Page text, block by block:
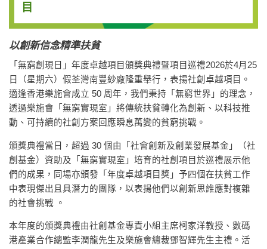
目
以創新信念精準扶貧
「無窮創現日」年度卓越項目頒獎典禮暨項目巡禮2026於4月25
日（星期六）假荃灣南豐紗廠隆重舉行，表揚社創卓越項目。
適逢香港樂施會成立 50 周年，我們秉持「無窮世界」的理念，
透過樂施會「無窮實現室」將傳統扶貧轉化為創新、以科技推
動、可持續的社創方案回應瞬息萬變的貧窮挑戰。
頒獎典禮當日，超過 30 個由「社會創新及創業發展基金」（社
創基金）資助及「無窮實現室」培育的社創項目於巡禮展示他
們的成果，同場亦頒發「年度卓越項目獎」予四個在扶貧工作
中表現傑出且具潛力的團隊，以表揚他們以創新思維應對複雜
的社會挑戰 。
本年度的頒獎典禮由社創基金專責小組主席柯家洋教授、數碼
港產業合作總監李潤龍先生及樂施會總裁鄧智輝先生主禮。活